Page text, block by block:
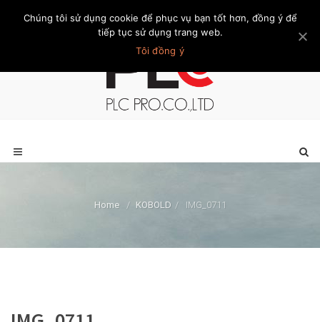
Trang chủ Giới thiệu Khách hàng Liên hệ Thành viên
Home / KOBOLD / IMG_0711
Chúng tôi sử dụng cookie để phục vụ bạn tốt hơn, đồng ý để
tiếp tục sử dụng trang web.
Tôi đồng ý